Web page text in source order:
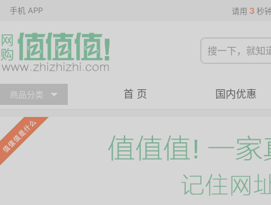
手机 APP 请用 3 秒
商品分类 首 页 国内优惠